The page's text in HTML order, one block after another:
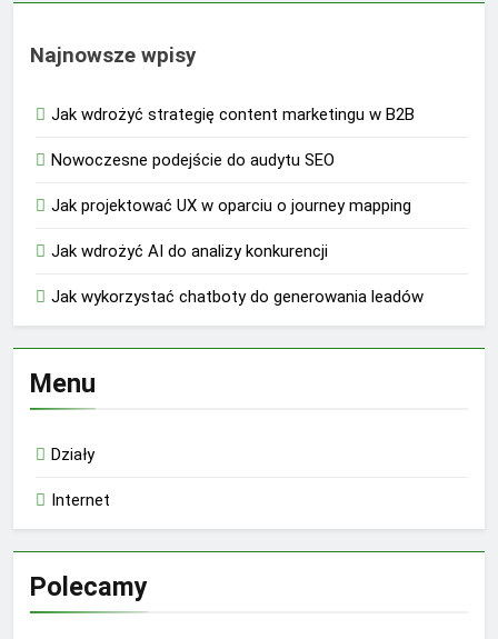
Najnowsze wpisy
Jak wdrożyć strategię content marketingu w B2B
Nowoczesne podejście do audytu SEO
Jak projektować UX w oparciu o journey mapping
Jak wdrożyć AI do analizy konkurencji
Jak wykorzystać chatboty do generowania leadów
Menu
Działy
Internet
Polecamy